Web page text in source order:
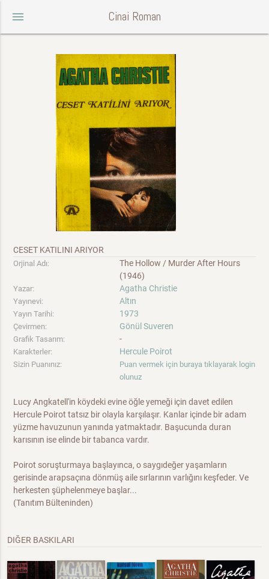
menu Cinai Roman
CESET KATILINI ARIYOR
Orjinal Adı:
The Hollow / Murder After Hours
(1946)
Yazar: Agatha Christie
Yayınevi: Altın
Yayın Tarihi: 1973
Çevirmen: Gönül Suveren
Grafik Tasarım: -
Karakterler: Hercule Poirot
Sizin Puanınız:
Puan vermek için buraya tıklayarak login
olunuz
Lucy Angkatell'in köydeki evine öğle yemeği için davet edilen
Hercule Poirot tatsız bir olayla karşılaşır. Kanlar içinde bir adam
yüzme havuzunun yanında yatmaktadır. Başucunda duran
karısının ise elinde bir tabanca vardır.
Poirot soruşturmaya başlayınca, o saygıdeğer yaşamların
gerisinde arapsaçına dönmüş aile sırlarının varlığını keşfeder. Ve
herkesten şüphelenmeye başlar...
(Tanıtım Bülteninden)
DIĞER BASKILARI